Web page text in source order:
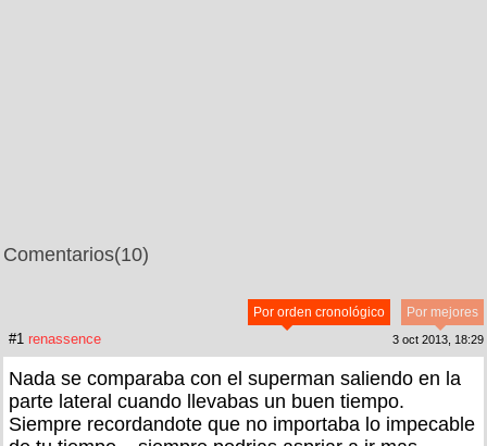
Comentarios(10)
Por mejores
Por orden cronológico
#1 renassence 3 oct 2013, 18:29
Nada se comparaba con el superman saliendo en la
parte lateral cuando llevabas un buen tiempo.
Siempre recordandote que no importaba lo impecable